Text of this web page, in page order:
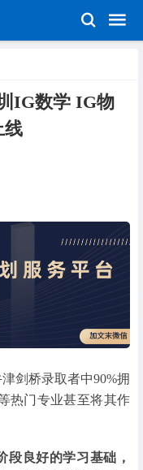
IG数学 IG物
线
剑桥录取者中90%拥
热门专业甚至将其作
段良好的学习基础，